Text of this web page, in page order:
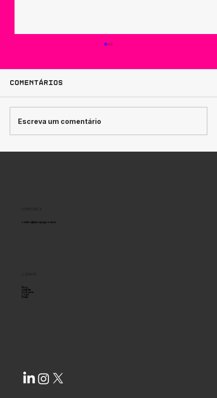
Comentários
Escreva um comentário
contato@designguy.com.br
Blog
Linkedin
Instagram
Login
Home